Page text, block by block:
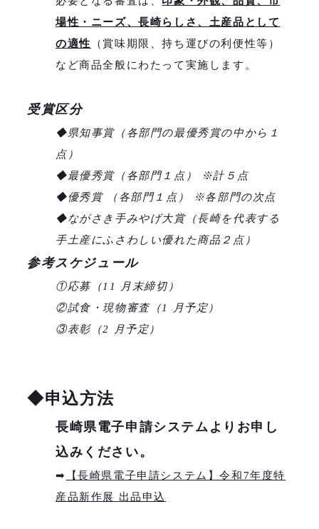
場性・ニーズ、長崎らしさ、土産品として
の適性
（賞味期限、持ち運びの利便性等）
など商品全般にわたって実施します。
受賞区分
◆県知事賞（各部門の最優秀賞の中から１
点）
◆最優秀賞（各部門１点） ※計５点
◆優秀賞 （各部門１点） ※各部門の次点
◆ながさき手みやげ大賞（長崎を代表する
手土産にふさわしい優れた商品２点）
参考スケジュール
①応募（11 月末締切）
②試食・現物審査（1 月予定）
③表彰（2 月予定）
◆申込方法
長崎県電子申請システムよりお申し
込みください。
➡
【長崎県電子申請システム】令和7年度特
産品新作展 出品申込